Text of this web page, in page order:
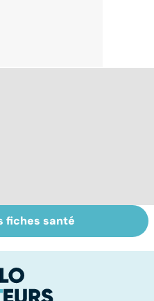
Perturbateurs
endocriniens :
notre santé
fiches santé